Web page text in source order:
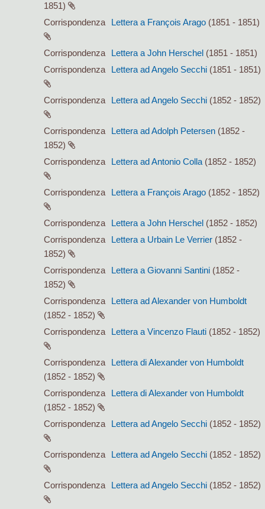
1851)
Corrispondenza
Lettera a François Arago (1851 - 1851)
Corrispondenza Lettera a John Herschel (1851 - 1851)
Corrispondenza
Lettera ad Angelo Secchi (1851 - 1851)
Corrispondenza Lettera ad Angelo Secchi (1852 - 1852)
Corrispondenza Lettera ad Adolph Petersen (1852 -
1852)
Corrispondenza
Lettera ad Antonio Colla (1852 - 1852)
Corrispondenza Lettera a François Arago (1852 - 1852)
Corrispondenza Lettera a John Herschel (1852 - 1852)
Corrispondenza
Lettera a Urbain Le Verrier (1852 -
1852)
Corrispondenza
Lettera a Giovanni Santini (1852 -
1852)
Corrispondenza
Lettera ad Alexander von Humboldt
(1852 - 1852)
Corrispondenza
Lettera a Vincenzo Flauti (1852 - 1852)
Corrispondenza
Lettera di Alexander von Humboldt
(1852 - 1852)
Corrispondenza
Lettera di Alexander von Humboldt
(1852 - 1852)
Corrispondenza
Lettera ad Angelo Secchi (1852 - 1852)
Corrispondenza Lettera ad Angelo Secchi (1852 - 1852)
Corrispondenza Lettera ad Angelo Secchi (1852 - 1852)